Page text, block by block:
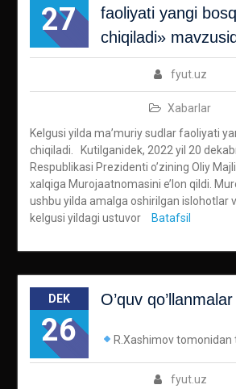
27
faoliyati yangi
chiqiladi»
fyut.uz
Xabarlar
Kelgusi yilda ma’muriy sudlar faoliyati
chiqiladi. Kutilganidek, 2022 yil 20
Respublikasi Prezidenti o’zining Oliy
xalqiga Murojaatnomasini e’lon qildi.
ushbu yilda amalga oshirilgan islohotlar
kelgusi yildagi ustuvor
Batafsil
DEK
26
O’quv
fyut.uz
R.Xashimov tomonidan